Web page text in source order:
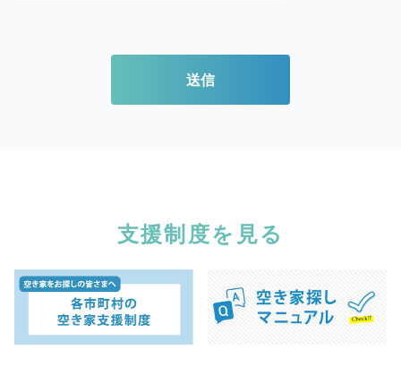
送信
支援制度を見る